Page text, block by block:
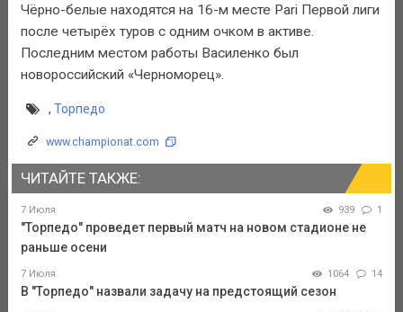
Чёрно-белые находятся на 16-м месте Pari Первой лиги
после четырёх туров с одним очком в активе.
Последним местом работы Василенко был
новороссийский «Черноморец».
, Торпедо
www.championat.com
ЧИТАЙТЕ ТАКЖЕ:
7 Июля 939 1
"Торпедо" проведет первый матч на новом стадионе не
раньше осени
7 Июля 1064 14
В "Торпедо" назвали задачу на предстоящий сезон